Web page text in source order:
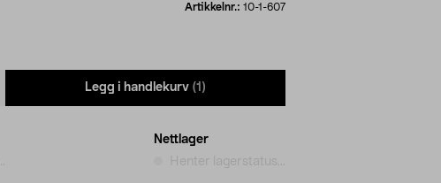
Artikkelnr.: 10-1-607
Legg i handlekurv (1)
Nettlager
Henter lagerstatus...